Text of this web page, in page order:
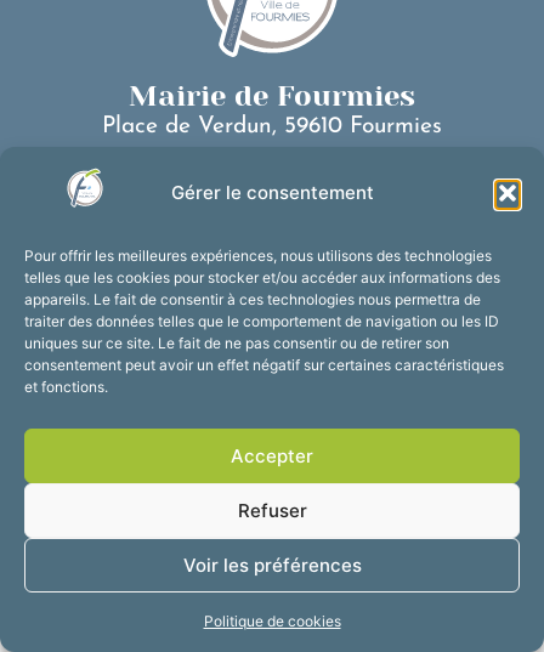
Gérer le consentement
Pour offrir les meilleures expériences, nous utilisons des technologies
telles que les cookies pour stocker et/ou accéder aux informations des
appareils. Le fait de consentir à ces technologies nous permettra de
traiter des données telles que le comportement de navigation ou les ID
uniques sur ce site. Le fait de ne pas consentir ou de retirer son
consentement peut avoir un effet négatif sur certaines caractéristiques
et fonctions.
Accepter
Refuser
Voir les préférences
Politique de cookies
Mairie de Fourmies
Place de Verdun, 59610 Fourmies
Nous contacter
Du lundi au vendredi :
de 8h30 à 12h et de 13h30 à 17h30
Suivez-nous !
Mentions légales
Plan du site
Confidentialité
2025 © Propulsé par
Utopia